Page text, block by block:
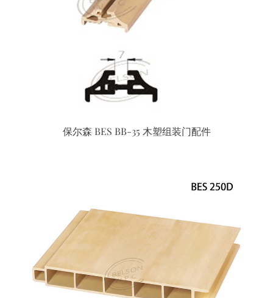
保尔森 BES BB-35 木塑组装门配件